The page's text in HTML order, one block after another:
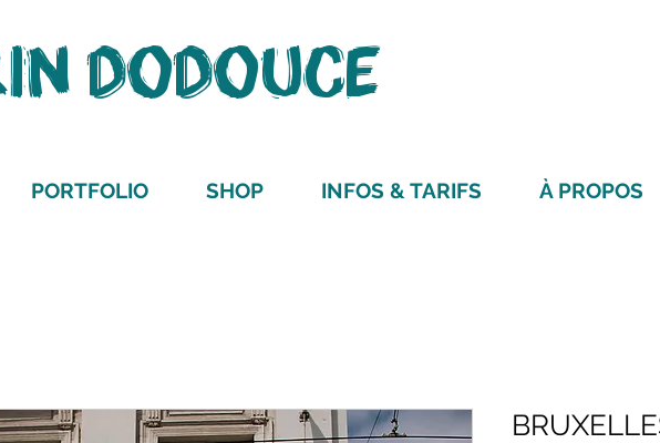
DODOUCE
PORTFOLIO SHOP INFOS & TARIFS À PROPOS